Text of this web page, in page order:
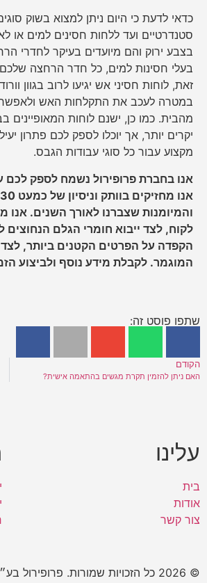
כדאי לדעת כי היום ניתן למצוא בשוק
סטנדרטיים ועד ללחות חסינים למים או
בצבע ירוק והם מיועדים בעיקר לחדרי
בעלי חסינות למים, כל חדר הרחצה
זאת, לוחות חסיני אש יגיעו לרוב בגוון
במטרה לעכב את התקלחות האש ולאפשר
מהבית. כמו כן, ישנם לוחות המאופיינים
יקרים יותר, אך יוכלו לספק לכם פתרון
מקצוע עבור כל סוגי עבודות הגבס.
אנו בחברת פרופירול נשמח לספק לכם
והמיומנות שצברנו לאורך השנים. אנו
לקוח, לצד ייבוא חומרי הגלם
הקפדה על הפרטים הקטנים ביותר,
המוגמר. לקבלת מידע נוסף ולביצוע
שתפו פוסט זה:
הקודם
האם ניתן להזמין תקרת מגשים בהתאמה אישית?
עלינו
בית
אודות
צור קשר
© 2026 כל הזכויות שמורות. פרופירול בע״מ.​